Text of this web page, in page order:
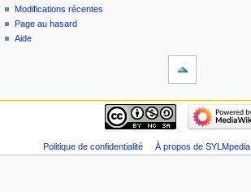
Modifications récentes
Page au hasard
Aide
Politique de confidentialité À propos de SYLMpedia